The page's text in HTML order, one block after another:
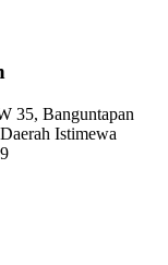
35, Banguntapan
Istimewa